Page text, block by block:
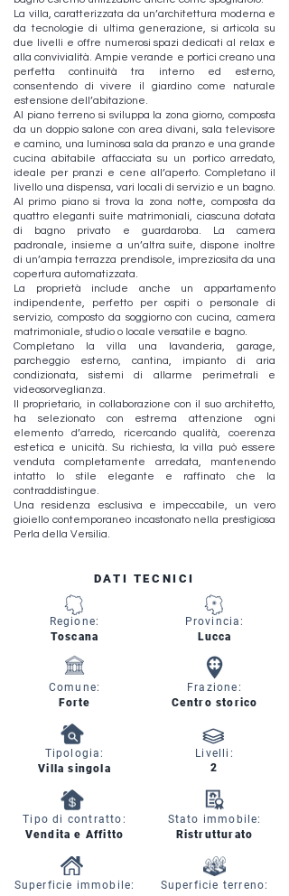
La villa, caratterizzata da un’architettura moderna e
da tecnologie di ultima generazione, si articola su
due livelli e offre numerosi spazi dedicati al relax e
alla convivialità. Ampie verande e portici creano una
perfetta continuità tra interno ed esterno,
consentendo di vivere il giardino come naturale
estensione dell’abitazione.
Al piano terreno si sviluppa la zona giorno, composta
da un doppio salone con area divani, sala televisore
e camino, una luminosa sala da pranzo e una grande
cucina abitabile affacciata su un portico arredato,
ideale per pranzi e cene all’aperto. Completano il
livello una dispensa, vari locali di servizio e un bagno.
Al primo piano si trova la zona notte, composta da
quattro eleganti suite matrimoniali, ciascuna dotata
di bagno privato e guardaroba. La camera
padronale, insieme a un’altra suite, dispone inoltre
di un’ampia terrazza prendisole, impreziosita da una
copertura automatizzata.
La proprietà include anche un appartamento
indipendente, perfetto per ospiti o personale di
servizio, composto da soggiorno con cucina, camera
matrimoniale, studio o locale versatile e bagno.
Completano la villa una lavanderia, garage,
parcheggio esterno, cantina, impianto di aria
condizionata, sistemi di allarme perimetrali e
videosorveglianza.
Il proprietario, in collaborazione con il suo architetto,
ha selezionato con estrema attenzione ogni
elemento d’arredo, ricercando qualità, coerenza
estetica e unicità. Su richiesta, la villa può essere
venduta completamente arredata, mantenendo
intatto lo stile elegante e raffinato che la
contraddistingue.
Una residenza esclusiva e impeccabile, un vero
gioiello contemporaneo incastonato nella prestigiosa
Perla della Versilia.
DATI TECNICI
Regione:
Toscana
Lucca
Provincia:
Comune:
Forte
Frazione:
Centro storico
Tipologia:
Villa singola
Tipo di contratto:
Vendita e Affitto
Livelli:
2
Stato immobile:
Ristrutturato
Superficie immobile: Superficie terreno: